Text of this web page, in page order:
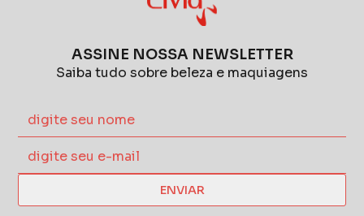
ASSINE NOSSA NEWSLETTER
Saiba tudo sobre beleza e maquiagens
ENVIAR